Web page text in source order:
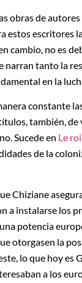
obras de
escritores
cambio, no es
narran tanto la
en la
constante
también, de
Sucede en Le
de la
Chiziane
a instalarse los
potencia
otorgasen la
lo que hoy es
a los